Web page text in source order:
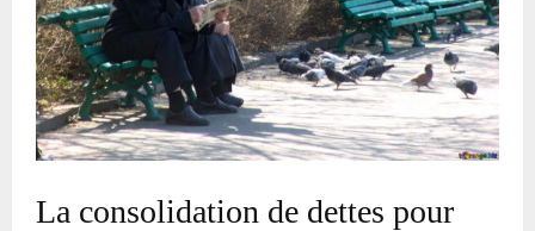
La consolidation de dettes pour